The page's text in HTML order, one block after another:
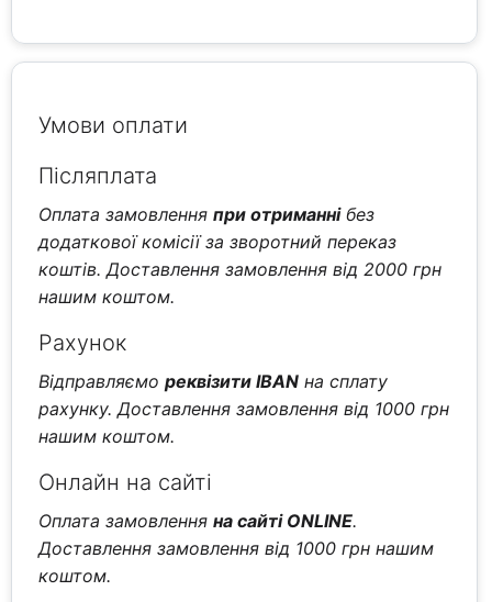
Умови оплати
Післяплата
Оплата замовленняпри отриманнібез
додаткової комісії за зворотний переказ
коштів. Доставлення замовлення від 2000 грн
нашим коштом.
Рахунок
Відправляємореквізити IBAN на сплату
рахунку. Доставлення замовлення від 1000 грн
нашим коштом.
Онлайн на сайті
Оплата замовленняна сайті ONLINE.
Доставлення замовлення від 1000 грн нашим
коштом.